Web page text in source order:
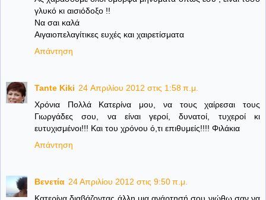
γλυκό κι αισιόδοξο !!
Να σαι καλά
Αιγαιοπελαγίτικες ευχές και χαιρετίσματα
Απάντηση
Tante Kiki 24 Απριλίου 2012 στις 1:58 π.μ.
Χρόνια Πολλά Κατερίνα μου, να τους χαίρεσαι τους
Γιωργάδες σου, να είναι γεροί, δυνατοί, τυχεροί κι
ευτυχισμένοι!!! Και του χρόνου ό,τι επιθυμείς!!!! Φιλάκια
Απάντηση
Βενετία 24 Απριλίου 2012 στις 9:50 π.μ.